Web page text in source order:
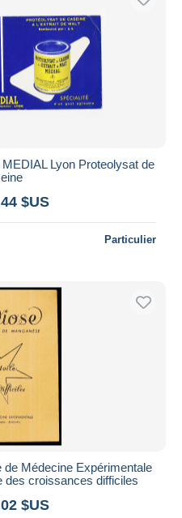
Lyon Proteolysat de
$US
Particulier
de Médecine Expérimentale
des croissances difficiles
$US